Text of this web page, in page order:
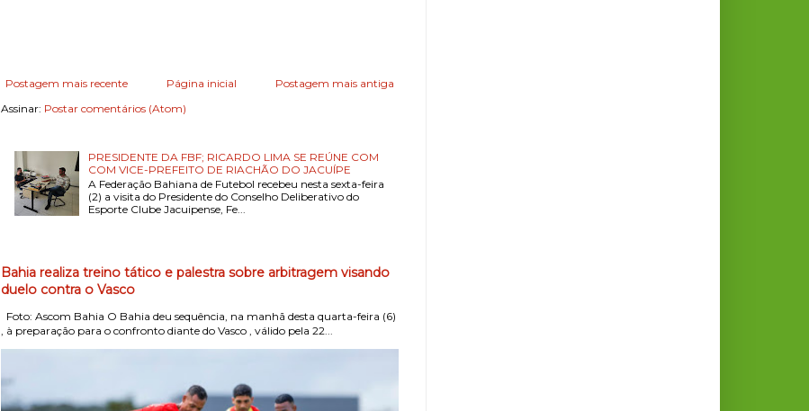
Postagem mais recente Postagem mais antiga
Página inicial
Assinar: Postar comentários (Atom)
PRESIDENTE DA FBF; RICARDO LIMA SE REÚNE COM
COM VICE-PREFEITO DE RIACHÃO DO JACUÍPE
A Federação Bahiana de Futebol recebeu nesta sexta-feira
(2) a visita do Presidente do Conselho Deliberativo do
Esporte Clube Jacuipense, Fe...
Bahia realiza treino tático e palestra sobre arbitragem visando
duelo contra o Vasco
Foto: Ascom Bahia O Bahia deu sequência, na manhã desta quarta-feira (6)
, à preparação para o confronto diante do Vasco , válido pela 22...